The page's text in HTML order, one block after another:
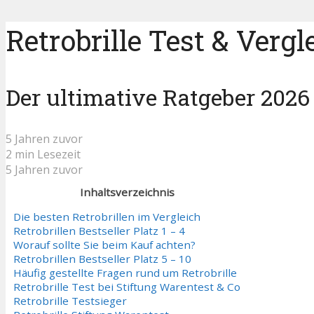
Retrobrille Test &
Der ultimative Ratgeber 2026
5 Jahren zuvor
2 min Lesezeit
5 Jahren zuvor
Inhaltsverzeichnis
Die besten Retrobrillen im Vergleich
Retrobrillen Bestseller Platz 1 – 4
Worauf sollte Sie beim Kauf achten?
Retrobrillen Bestseller Platz 5 – 10
Häufig gestellte Fragen rund um Retrobrille
Retrobrille Test bei Stiftung Warentest & Co
Retrobrille Testsieger